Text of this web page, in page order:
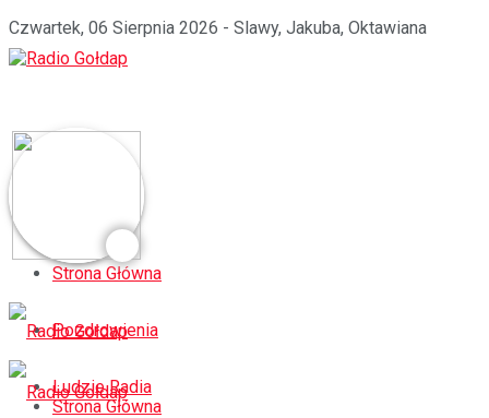
Czwartek, 06 Sierpnia 2026 - Slawy, Jakuba, Oktawiana
Strona Główna
Pozdrowienia
Ludzie Radia
Strona Główna